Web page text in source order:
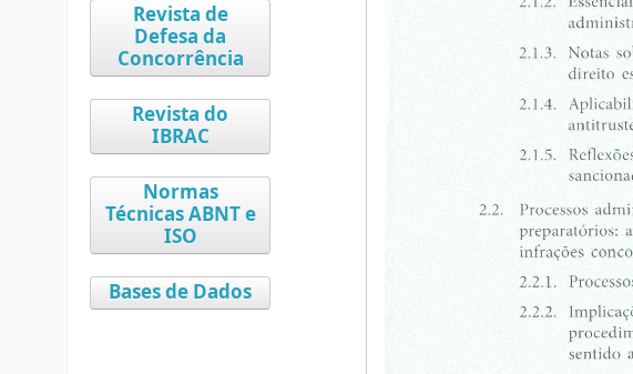
Revista de
Defesa da
Concorrência
Revista do
IBRAC
Normas
Técnicas ABNT e
ISO
Bases de Dados